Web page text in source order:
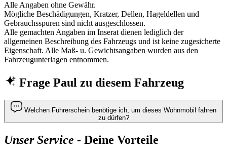
Alle Angaben ohne Gewähr.
Mögliche Beschädigungen, Kratzer, Dellen, Hageldellen und
Gebrauchsspuren sind nicht ausgeschlossen.
Alle gemachten Angaben im Inserat dienen lediglich der
allgemeinen Beschreibung des Fahrzeugs und ist keine zugesicherte
Eigenschaft. Alle Maß- u. Gewichtsangaben wurden aus den
Fahrzeugunterlagen entnommen.
Frage Paul zu diesem Fahrzeug
Welchen Führerschein benötige ich, um dieses Wohnmobil fahren
zu dürfen?
Unser Service - Deine Vorteile